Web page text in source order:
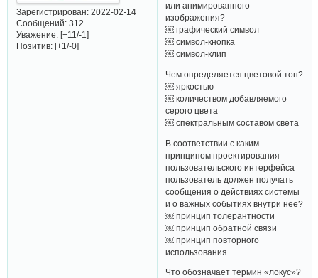
Зарегистрирован: 2022-02-14
Сообщений:312
Уважение: [+11/-1]
Позитив: [+1/-0]
или анимированного
изображения?
￼ графический символ
￼ символ-кнопка
￼ символ-клип
Чем определяется цветовой тон?
￼ яркостью
￼ количеством добавляемого
серого цвета
￼ спектральным составом света
В соответствии с каким
принципом проектирования
пользовательского интерфейса
пользователь должен получать
сообщения о действиях системы
и о важных событиях внутри нее?
￼ принцип толерантности
￼ принцип обратной связи
￼ принцип повторного
использования
Что обозначает термин «локус»?